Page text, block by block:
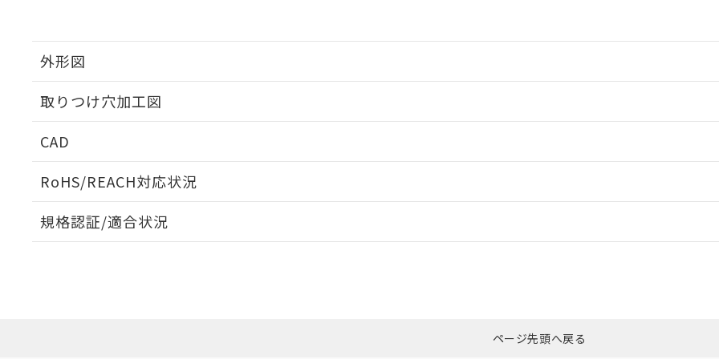
外形図
取りつけ穴加工図
CAD
RoHS/REACH対応状況
EU RoHS 注意事項・凡例
ダウンロードはこちら
規格認証/適合状況
ページ先頭へ戻る